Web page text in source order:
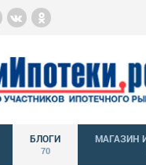
БЛОГИ
70
МАГАЗИН